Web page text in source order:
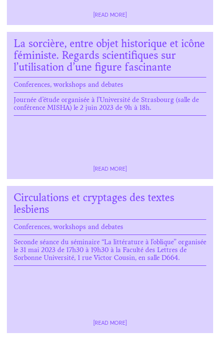
[READ MORE]
La sorcière, entre objet historique et icône
féministe. Regards scientifiques sur
l’utilisation d’une figure fascinante
Conferences, workshops and debates
Journée d’étude organisée à l’Université de Strasbourg (salle de
conférence MISHA) le 2 juin 2023 de 9h à 18h.
[READ MORE]
Circulations et cryptages des textes
lesbiens
Conferences, workshops and debates
Seconde séance du séminaire “La littérature à l’oblique” organisée
le 31 mai 2023 de 17h30 à 19h30 à la Faculté des Lettres de
Sorbonne Université, 1 rue Victor Cousin, en salle D664.
[READ MORE]